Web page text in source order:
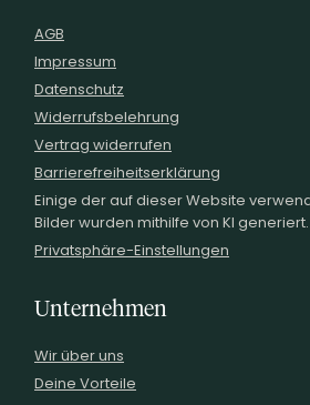
AGB
Impressum
Datenschutz
Widerrufsbelehrung
Vertrag widerrufen
Barrierefreiheitserklärung
Einige der auf dieser Website
Bilder wurden mithilfe von KI generiert.
Privatsphäre-Einstellungen
Unternehmen
Wir über uns
Deine Vorteile